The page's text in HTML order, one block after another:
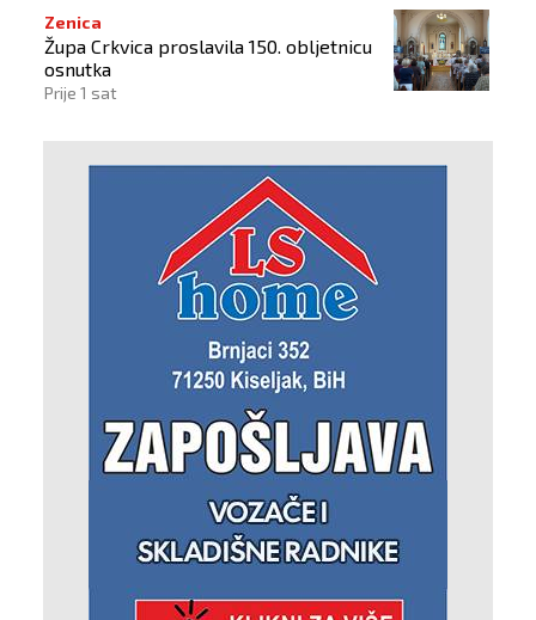
Zenica
Župa Crkvica proslavila 150. obljetnicu
osnutka
Prije 1 sat